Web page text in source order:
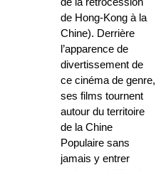
de Hong-Kong à la
Chine). Derrière
l’apparence de
divertissement de
ce cinéma de genre,
ses films tournent
autour du territoire
de la Chine
Populaire sans
jamais y entrer